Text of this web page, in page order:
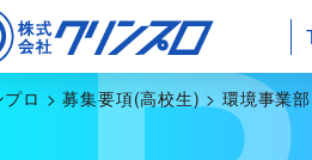
ロ >募集要項(高校生) >環境事業部